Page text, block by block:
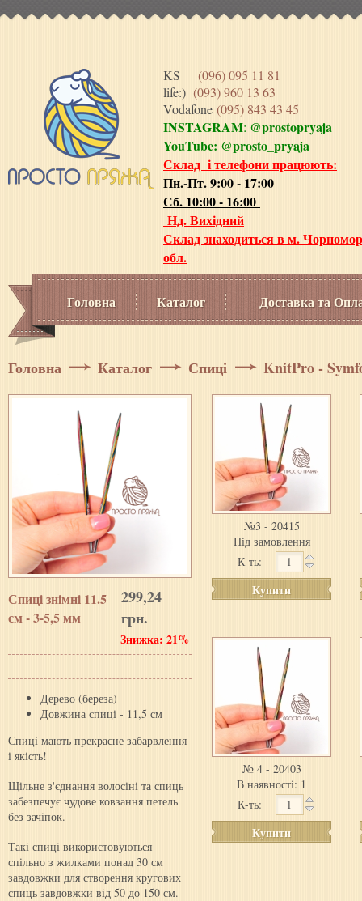
KS (096) 095 11 81
life:) (093) 960 13 63
Vodafone (095) 843 43 45
INSTAGRAM: @prostopryaja
YouTube: @prosto_pryaja
Склад і телефони працюють:
Пн.-Пт. 9:00 - 17:00
Сб. 10:00 - 16:00
Нд. Вихідний
Склад знаходиться в м.
обл.
Головна Каталог Доставка та
Головна Каталог Спиці KnitPro -
Спицi знiмнi 11.5
см - 3-5,5 мм
299,24
грн.
Знижка: 21%
Дерево (береза)
Довжина спиці - 11,5 см
Спиці мають прекрасне забарвлення
і якість!
Щільне з'єднання волосіні та спиць
забезпечує чудове ковзання петель
без зачіпок.
Такі спиці використовуються
спільно з жилками понад 30 см
завдовжки для створення кругових
спиць завдовжки від 50 до 150 см.
№3 - 20415
Під замовлення
К-ть:
Купити
№ 4 - 20403
В наявності: 1
К-ть:
Купити